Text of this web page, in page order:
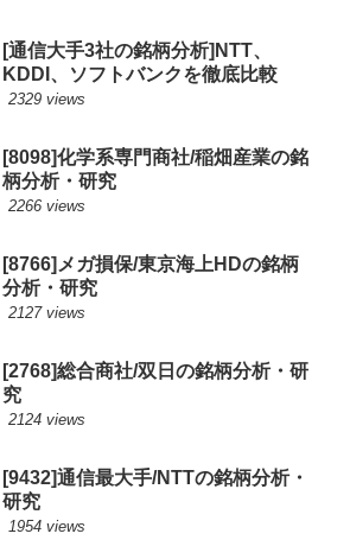
[通信大手3社の銘柄分析]NTT、
KDDI、ソフトバンクを徹底比較
2329 views
[8098]化学系専門商社/稲畑産業の銘
柄分析・研究
2266 views
[8766]メガ損保/東京海上HDの銘柄
分析・研究
2127 views
[2768]総合商社/双日の銘柄分析・研
究
2124 views
[9432]通信最大手/NTTの銘柄分析・
研究
1954 views